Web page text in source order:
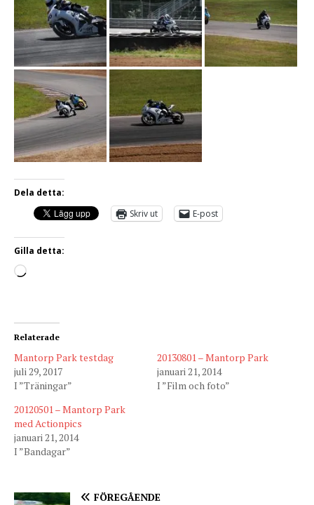
Dela detta:
Skriv ut
E-post
Gilla detta:
Relaterade
Mantorp Park testdag
juli 29, 2017
I ”Träningar”
20130801 – Mantorp Park
januari 21, 2014
I ”Film och foto”
20120501 – Mantorp Park
med Actionpics
januari 21, 2014
I ”Bandagar”
FÖREGÅENDE